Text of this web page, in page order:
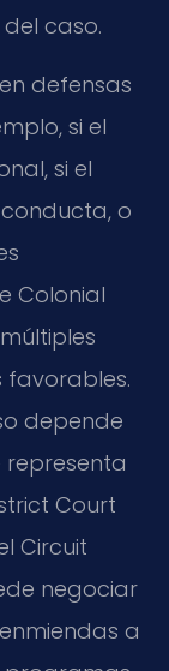
caso.
defensas
si el
si el
o
Colonial
favorables.
depende
representa
Court
Circuit
negociar
a